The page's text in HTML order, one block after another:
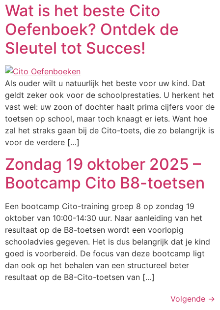
Wat is het beste Cito
Oefenboek? Ontdek de
Sleutel tot Succes!
Als ouder wilt u natuurlijk het beste voor uw kind. Dat
geldt zeker ook voor de schoolprestaties. U herkent het
vast wel: uw zoon of dochter haalt prima cijfers voor de
toetsen op school, maar toch knaagt er iets. Want hoe
zal het straks gaan bij de Cito-toets, die zo belangrijk is
voor de verdere […]
Zondag 19 oktober 2025 –
Bootcamp Cito B8-toetsen
Een bootcamp Cito-training groep 8 op zondag 19
oktober van 10:00-14:30 uur. Naar aanleiding van het
resultaat op de B8-toetsen wordt een voorlopig
schooladvies gegeven. Het is dus belangrijk dat je kind
goed is voorbereid. De focus van deze bootcamp ligt
dan ook op het behalen van een structureel beter
resultaat op de B8-Cito-toetsen van […]
Volgende →